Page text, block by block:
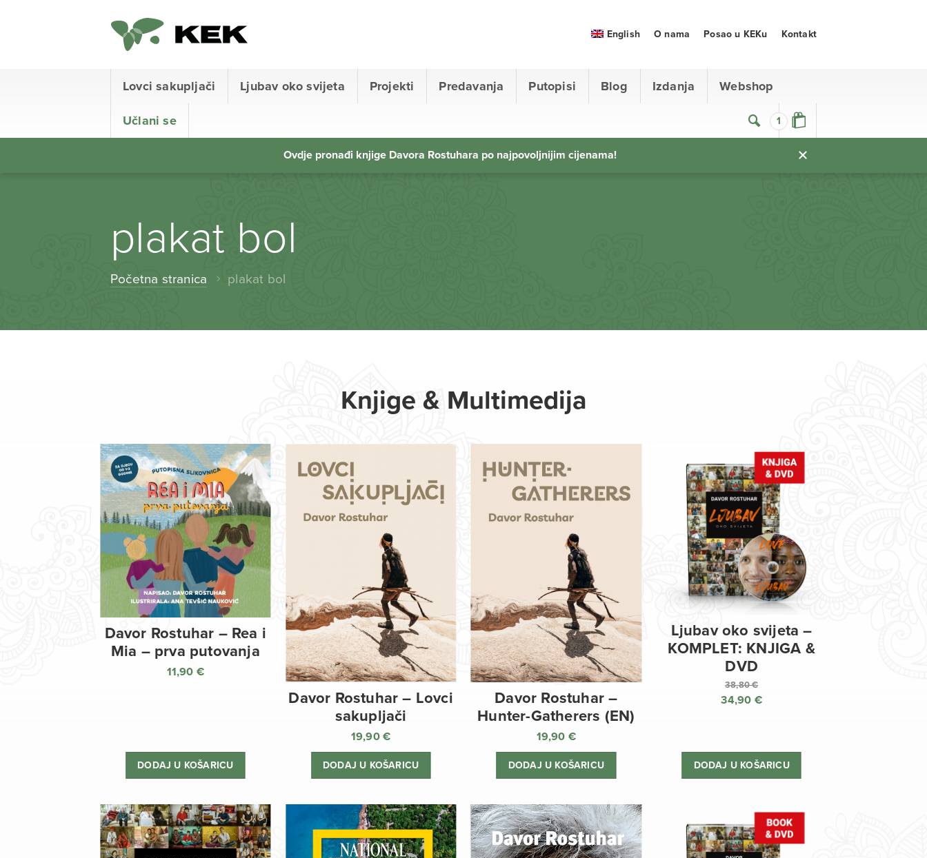
1
Lovci sakupljači Ljubav oko svijeta Projekti Predavanja Putopisi Blog Izdanja Webshop
Učlani se
English O nama Posao u KEKu Kontakt
Ovdje pronađi knjige Davora Rostuhara po najpovoljnijim cijenama!
plakat bol
Početna stranica plakat bol
Knjige & Multimedija
Davor Rostuhar – Rea i
Mia – prva putovanja
11,90 €
DODAJ U KOŠARICU
Davor Rostuhar – Lovci
sakupljači
19,90€
DODAJ U KOŠARICU
Davor Rostuhar –
Hunter-Gatherers (EN)
19,90 €
DODAJ U KOŠARICU
Ljubav oko svijeta –
KOMPLET: KNJIGA &
DVD
38,80€
Izvorna
je:
38,80 €.
34,90 €
je:
34,90 €.
DODAJ U KOŠARICU